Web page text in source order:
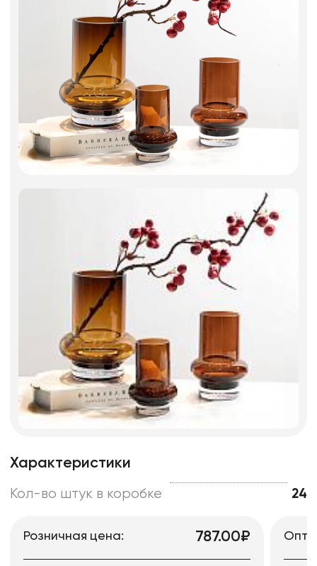
Изделия из металла
Характеристики
Кол-во штук в коробке 24
Розничная цена: 787.00₽